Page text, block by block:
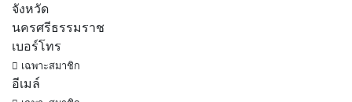
จังหวัด
นครศรีธรรมราช
เบอร์โทร
เฉพาะสมาชิก
อีเมล์